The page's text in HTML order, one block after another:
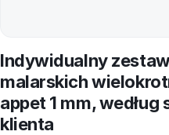
Indywidualny
malarskich
appet 1 mm,
klienta